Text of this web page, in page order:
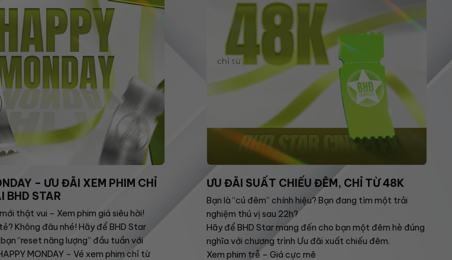
– ƯU ĐÃI XEM PHIM CHỈ
BHD STAR
thật vui – Xem phim giá siêu hời!
Không đâu nhé! Hãy để BHD Star
“reset năng lượng” đầu tuần với
MONDAY – Vé xem phim chỉ từ
ƯU ĐÃI SUẤT CHIẾU ĐÊM, CHỈ TỪ 48K
Bạn là “cú đêm” chính hiệu? Bạn đang tìm một trải
nghiệm thú vị sau 22h?
Hãy để BHD Star mang đến cho bạn một đêm hè đúng
nghĩa với chương trình Ưu đãi xuất chiếu đêm.
Xem phim trễ – Giá cực mê